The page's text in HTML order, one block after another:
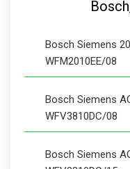
Bosch Siemens
WFM2010EE/08
Bosch Siemens
WFV3810DC/08
Bosch Siemens